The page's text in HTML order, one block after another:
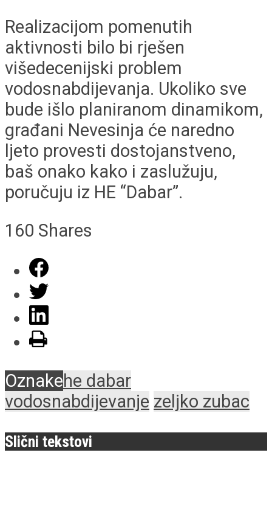
Realizacijom pomenutih
aktivnosti bilo bi rješen
višedecenijski problem
vodosnabdijevanja. Ukoliko sve
bude išlo planiranom dinamikom,
građani Nevesinja će naredno
ljeto provesti dostojanstveno,
baš onako kako i zaslužuju,
poručuju iz HE “Dabar”.
160 Shares
Oznakehe dabar
vodosnabdijevanje zeljko zubac
Slični tekstovi